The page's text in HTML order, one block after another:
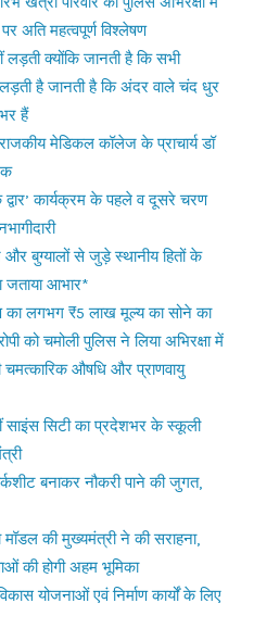
अति महत्वपूर्ण विश्लेषण
लड़ती क्योंकि जानती है कि सभी
लड़ती है जानती है कि अंदर वाले चंद धुर
हैं
मेडिकल कॉलेज के प्राचार्य डॉ
कार्यक्रम के पहले व दूसरे चरण
बुग्यालों से जुड़े स्थानीय हितों के
जताया आभार*
का लगभग ₹5 लाख मूल्य का सोने का
को चमोली पुलिस ने लिया अभिरक्षा में
औषधि और प्राणवायु
साइंस सिटी का प्रदेशभर के स्कूली
बनाकर नौकरी पाने की जुगत,
मॉडल की मुख्यमंत्री ने की सराहना,
की होगी अहम भूमिका
योजनाओं एवं निर्माण कार्यों के लिए